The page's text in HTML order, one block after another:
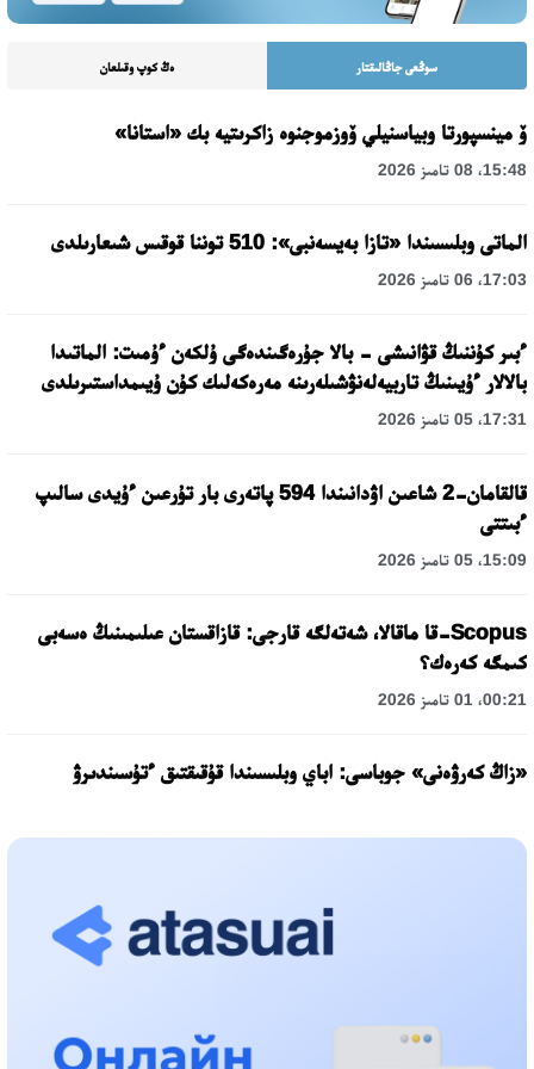
سوڭعى جاڭالىقتار ەڭ كوپ وقىلعان
ۆ مينسپورتا وبياسنيلي ۆوزموجنوە زاكرىتيە بك «استانا»
15:48، 08 تامىز 2026
الماتى وبلىسىندا «تازا بەيسەنبى»: 510 توننا قوقىس شىعارىلدى
17:03، 06 تامىز 2026
ءبىر كۇننىڭ قۋانىشى - بالا جۇرەگىندەگى ۇلكەن ءۇمىت: الماتىدا
بالالار ءۇيىنىڭ تاربيەلەنۋشىلەرىنە مەرەكەلىك كۇن ۇيىمداستىرىلدى
17:31، 05 تامىز 2026
قالقامان-2 شاعىن اۋدانىندا 594 پاتەرى بار تۇرعىن ءۇيدى سالىپ
ءبىتتى
15:09، 05 تامىز 2026
Scopus-قا ماقالا، شەتەلگە قارجى: قازاقستان عىلىمىنىڭ ەسەبى
كىمگە كەرەك؟
00:21، 01 تامىز 2026
«زاڭ كەرۋەنى» جوباسى: اباي وبلىسىندا قۇقىقتىق ءتۇسىندىرۋ
17:31، 31 شىلدە 2026
حالىقارالىق «فورمۋلا-1 H2O» جارىسىن قونايەۆ قالاسىندا وتكىزۋ
اسحات اسىلبەكوۆ: كۇشتى بيلىككە كۇشتى تۇلعالار كەرەك!